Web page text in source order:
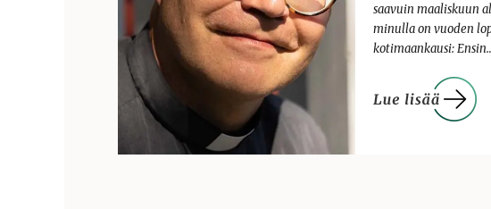
saavuin maaliskuun
minulla on vuoden
kotimaankausi: